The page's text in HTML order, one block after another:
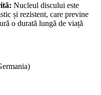
Nucleul discului este
și rezistent, care previne
o durată lungă de viață